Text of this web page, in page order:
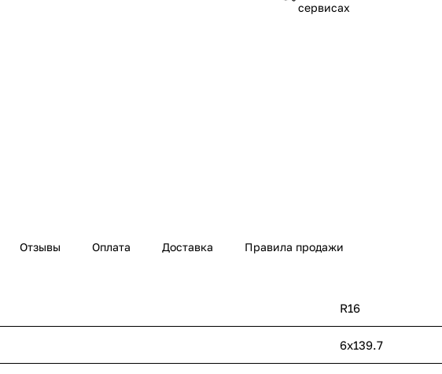
сервисах
Отзывы Оплата Доставка Правила продажи
R16
6х139.7